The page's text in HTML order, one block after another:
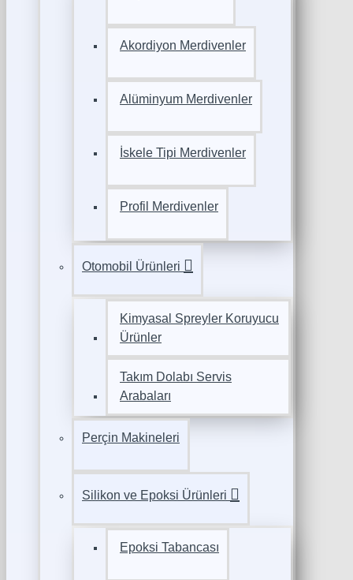
Akordiyon Merdivenler
Alüminyum Merdivenler
İskele Tipi Merdivenler
Profil Merdivenler
Otomobil Ürünleri
Kimyasal Spreyler Koruyucu
Ürünler
Takım Dolabı Servis
Arabaları
Perçin Makineleri
Silikon ve Epoksi Ürünleri
Epoksi Tabancası